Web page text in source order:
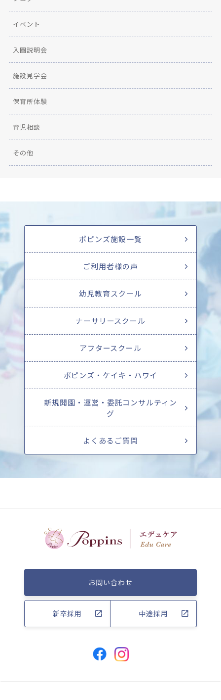
イベント
入園説明会
施設見学会
保育所体験
育児相談
その他
ポピンズ施設一覧
ご利用者様の声
幼児教育スクール
ナーサリースクール
アフタースクール
ポピンズ・ケイキ・ハワイ
新規開園・運営・委託コンサルティン
グ
よくあるご質問
お問い合わせ
新卒採用 中途採用